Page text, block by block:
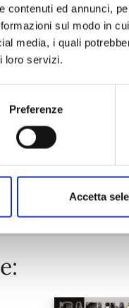
contenuti ed annunci,
sul modo in
media, i quali
loro servizi.
Preferenze
Accetta
ASTRO
Mostra